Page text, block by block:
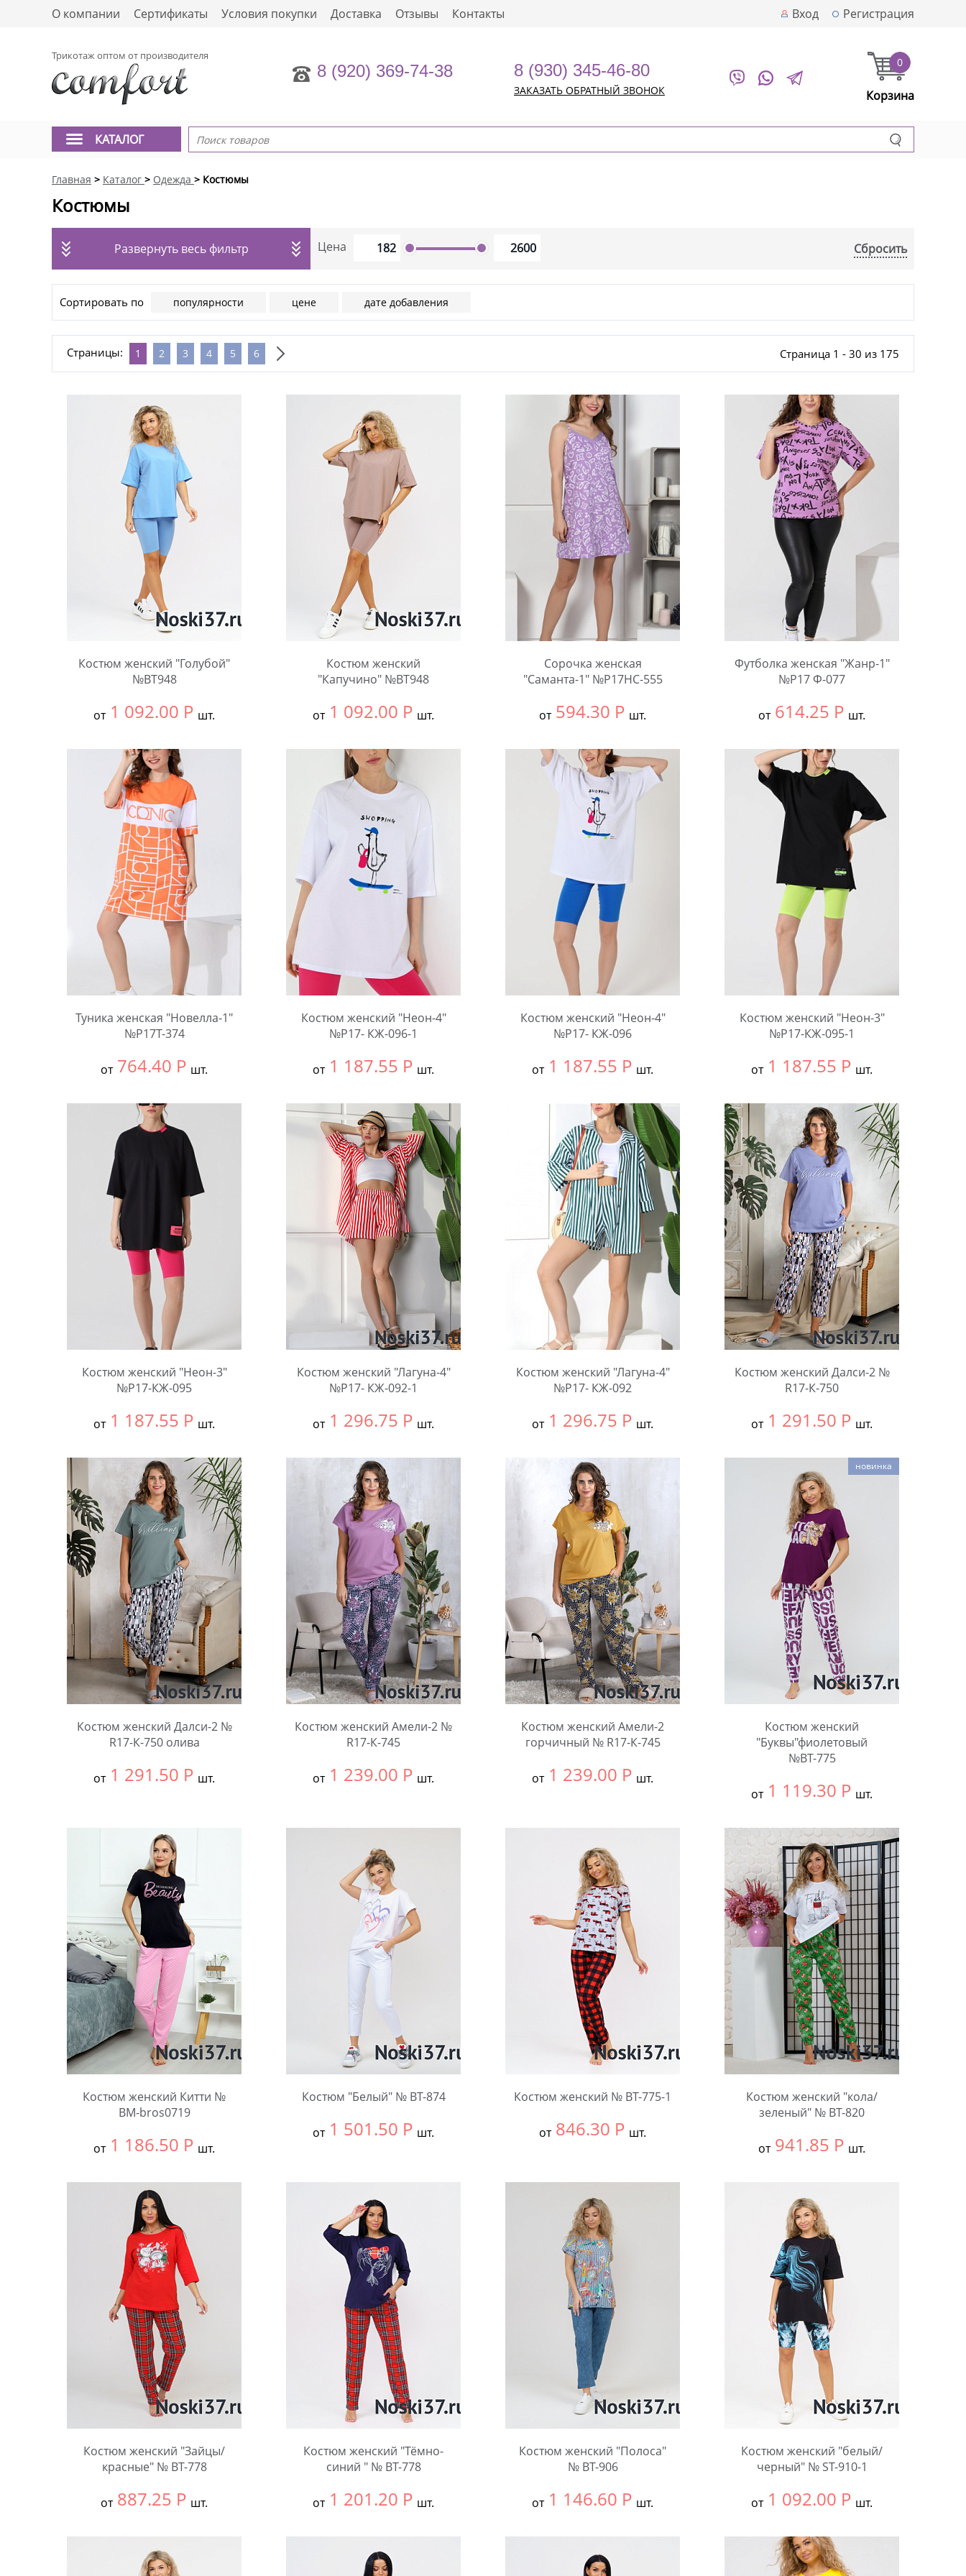
О компании Сертификаты Условия покупки Доставка Отзывы Контакты Вход Регистрация
Трикотаж оптом от производителя
8 (920) 369-74-38 8 (930) 345-46-80
ЗАКАЗАТЬ ОБРАТНЫЙ ЗВОНОК
0
Корзина
КАТАЛОГ
Главная > Каталог > Одежда > Костюмы
Костюмы
Развернуть весь фильтр Цена Сбросить
Сортировать по популярности цене дате добавления
Страницы: 1 2 3 4 5 6 Страница 1 - 30 из 175
Костюм женский "Голубой"
№BT948
от 1 092.00 Р шт.
Количество:
Костюм женский
"Капучино" №BT948
от 1 092.00 Р шт.
Количество:
Сорочка женская
"Саманта-1" №Р17НС-555
от 594.30 Р шт.
Количество:
Футболка женская "Жанр-1"
№Р17 Ф-077
от 614.25 Р шт.
Количество:
Туника женская "Новелла-1"
№Р17Т-374
от 764.40 Р шт.
Количество:
Костюм женский "Неон-4"
№Р17- КЖ-096-1
от 1 187.55 Р шт.
Количество:
Костюм женский "Неон-4"
№Р17- КЖ-096
от 1 187.55 Р шт.
Количество:
Костюм женский "Неон-3"
№Р17-КЖ-095-1
от 1 187.55 Р шт.
Количество:
Костюм женский "Неон-3"
№Р17-КЖ-095
от 1 187.55 Р шт.
Количество:
Костюм женский "Лагуна-4"
№Р17- КЖ-092-1
от 1 296.75 Р шт.
Количество:
Костюм женский "Лагуна-4"
№Р17- КЖ-092
от 1 296.75 Р шт.
Количество:
Костюм женский Далси-2 №
R17-К-750
от 1 291.50 Р шт.
Количество:
Костюм женский Далси-2 №
R17-К-750 олива
от 1 291.50 Р шт.
Количество:
Костюм женский Амели-2 №
R17-К-745
от 1 239.00 Р шт.
Количество:
Костюм женский Амели-2
горчичный № R17-К-745
от 1 239.00 Р шт.
Количество:
новинка
Костюм женский
"Буквы"фиолетовый
№ВТ-775
от 1 119.30 Р шт.
Количество:
Костюм женский Китти №
BM-bros0719
от 1 186.50 Р шт.
Количество:
Костюм "Белый" № BT-874
от 1 501.50 Р шт.
Количество:
Костюм женский № BT-775-1
от 846.30 Р шт.
Количество:
Костюм женский "кола/
зеленый" № BT-820
от 941.85 Р шт.
Количество:
Костюм женский "Зайцы/
красные" № BT-778
от 887.25 Р шт.
Костюм женский "Тёмно-
синий " № BT-778
от 1 201.20 Р шт.
Костюм женский "Полоса"
№ BT-906
от 1 146.60 Р шт.
Костюм женский "белый/
черный" № ST-910-1
от 1 092.00 Р шт.
Количество: